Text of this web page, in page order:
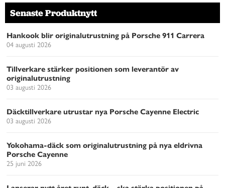
Senaste Produktnytt
Hankook blir originalutrustning på Porsche 911 Carrera
04 augusti 2026
Tillverkare stärker positionen som leverantör av
originalutrustning
03 augusti 2026
Däcktillverkare utrustar nya Porsche Cayenne Electric
03 augusti 2026
Yokohama-däck som originalutrustning på nya eldrivna
Porsche Cayenne
25 juni 2026